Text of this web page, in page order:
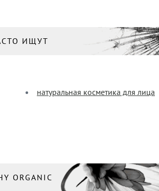
ИЩУТ
натуральная косметика для лица
ORGANIC